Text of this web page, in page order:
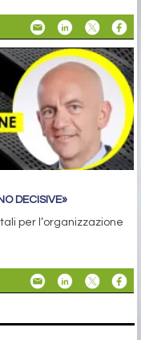
DECISIVE»
per l’organizzazione